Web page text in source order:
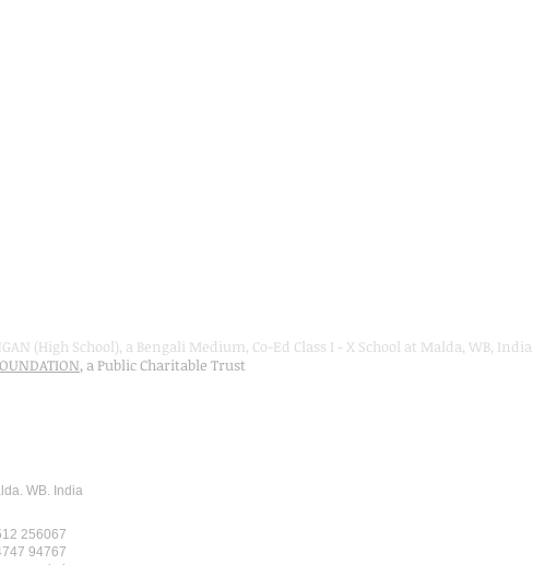
(High School), a Bengali Medium, Co-Ed Class I - X School at Malda, WB, India
, a Public Charitable Trust
WB. India
256067
94767